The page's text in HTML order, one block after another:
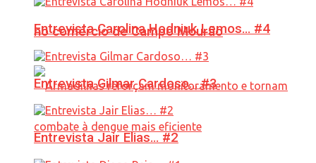
no comércio de Campo Mourão
Entrevista Carolina Hodniuk Lemos… #4
Entrevista Gilmar Cardoso… #3
Entrevista Jair Elias… #2